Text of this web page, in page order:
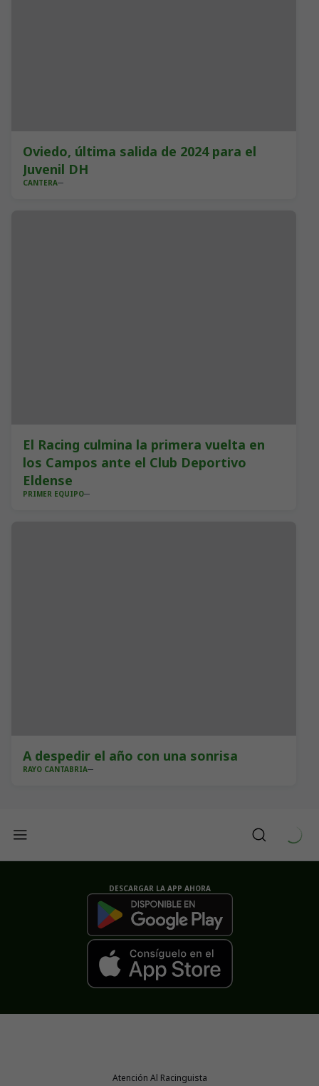
Oviedo, última salida de 2024 para el
Juvenil DH
CANTERA
El Racing culmina la primera vuelta en
los Campos ante el Club Deportivo
Eldense
PRIMER EQUIPO
A despedir el año con una sonrisa
RAYO CANTABRIA
DESCARGAR LA APP AHORA
Atención Al Racinguista